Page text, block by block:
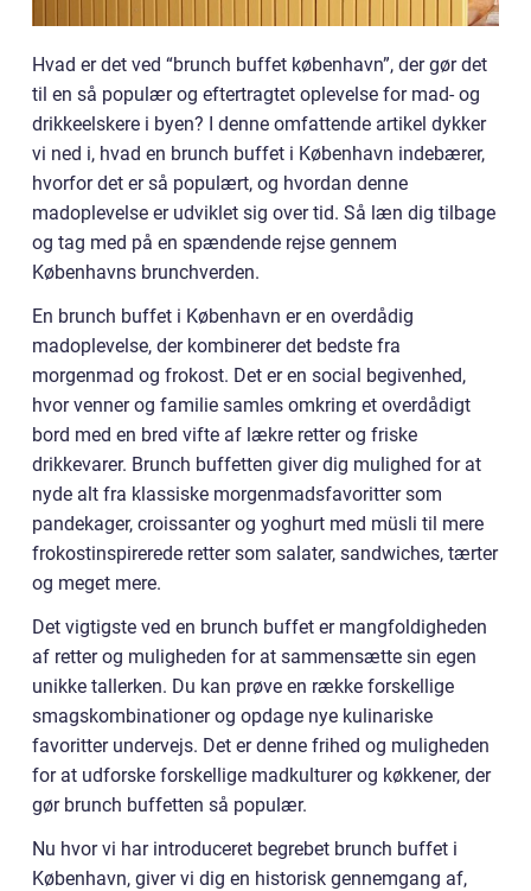
Hvad er det ved “brunch buffet københavn”, der gør det
til en så populær og eftertragtet oplevelse for mad- og
drikkeelskere i byen? I denne omfattende artikel dykker
vi ned i, hvad en brunch buffet i København indebærer,
hvorfor det er så populært, og hvordan denne
madoplevelse er udviklet sig over tid. Så læn dig tilbage
og tag med på en spændende rejse gennem
Københavns brunchverden.
En brunch buffet i København er en overdådig
madoplevelse, der kombinerer det bedste fra
morgenmad og frokost. Det er en social begivenhed,
hvor venner og familie samles omkring et overdådigt
bord med en bred vifte af lækre retter og friske
drikkevarer. Brunch buffetten giver dig mulighed for at
nyde alt fra klassiske morgenmadsfavoritter som
pandekager, croissanter og yoghurt med müsli til mere
frokostinspirerede retter som salater, sandwiches, tærter
og meget mere.
Det vigtigste ved en brunch buffet er mangfoldigheden
af retter og muligheden for at sammensætte sin egen
unikke tallerken. Du kan prøve en række forskellige
smagskombinationer og opdage nye kulinariske
favoritter undervejs. Det er denne frihed og muligheden
for at udforske forskellige madkulturer og køkkener, der
gør brunch buffetten så populær.
Nu hvor vi har introduceret begrebet brunch buffet i
København, giver vi dig en historisk gennemgang af,